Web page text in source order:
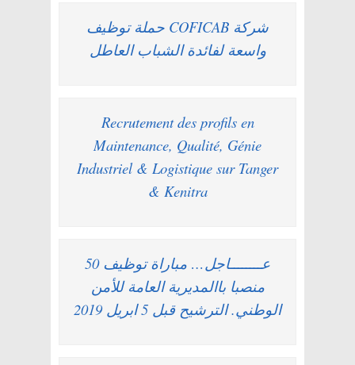
شركة COFICAB حملة توظيف
واسعة لفائدة الشباب العاطل
Recrutement des profils en
Maintenance, Qualité, Génie
Industriel & Logistique sur Tanger
& Kenitra
عــــــــاجل… مباراة توظيف 50
منصبا باالمديرية العامة للأمن
الوطني. الترشيح قبل 5 ابريل 2019